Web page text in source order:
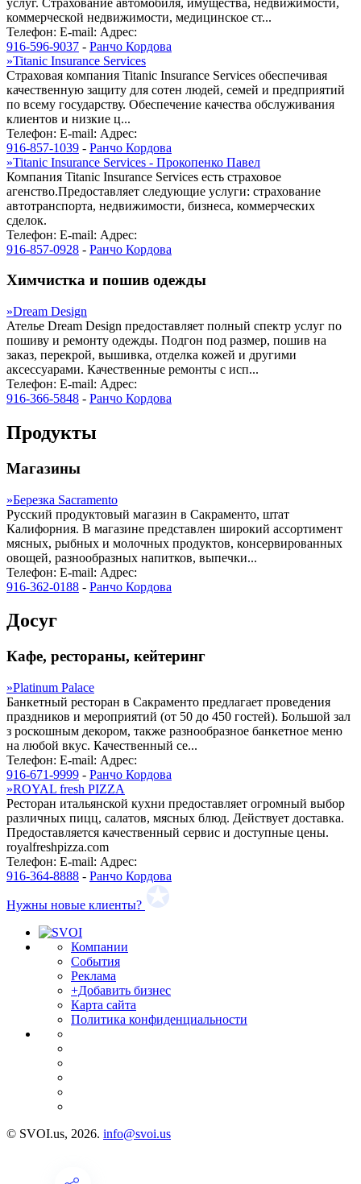
коммерческой недвижимости, медицинское ст...
Телефон: E-mail: Адрес:
916-596-9037 - Ранчо Кордова
»Titanic Insurance Services
Страховая компания Titanic Insurance Services обеспечивая
качественную защиту для сотен людей, семей и предприятий
по всему государству. Обеспечение качества обслуживания
клиентов и низкие ц...
Телефон: E-mail: Адрес:
916-857-1039 - Ранчо Кордова
»Titanic Insurance Services - Прокопенко Павел
Компания Titanic Insurance Services есть страховое
агенство.Предоставляет следующие услуги: страхование
автотранспорта, недвижимости, бизнеса, коммерческих
сделок.
Телефон: E-mail: Адрес:
916-857-0928 - Ранчо Кордова
Химчистка и пошив одежды
»Dream Design
Ателье Dream Design предоставляет полный спектр услуг по
пошиву и ремонту одежды. Подгон под размер, пошив на
заказ, перекрой, вышивка, отделка кожей и другими
аксессуарами. Качественные ремонты с исп...
Телефон: E-mail: Адрес:
916-366-5848 - Ранчо Кордова
Продукты
Магазины
»Березка Sacramento
Русский продуктовый магазин в Сакраменто, штат
Калифорния. В магазине представлен широкий ассортимент
мясных, рыбных и молочных продуктов, консервированных
овощей, разнообразных напитков, выпечки...
Телефон: E-mail: Адрес:
916-362-0188 - Ранчо Кордова
Досуг
Кафе, рестораны, кейтеринг
»Platinum Palace
Банкетный ресторан в Сакраменто предлагает проведения
праздников и мероприятий (от 50 до 450 гостей). Большой зал
з роскошным декором, также разнообразное банкетное меню
на любой вкус. Качественный се...
Телефон: E-mail: Адрес:
916-671-9999 - Ранчо Кордова
»ROYAL fresh PIZZA
Ресторан итальянской кухни предоставляет огромный выбор
различных пицц, салатов, мясных блюд. Действует доставка.
Предоставляется качественный сервис и доступные цены.
royalfreshpizza.com
Телефон: E-mail: Адрес:
916-364-8888 - Ранчо Кордова
Нужны новые клиенты?
Компании
События
Реклама
+Добавить бизнес
Карта сайта
Политика конфиденциальности
© SVOI.us, 2026. info@svoi.us